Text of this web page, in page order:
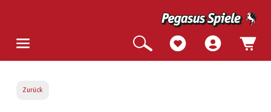
Zurück